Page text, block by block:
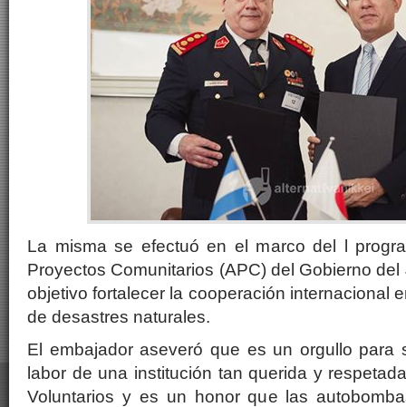
La misma se efectuó en el marco del l
Proyectos Comunitarios (APC) del Gobierno
objetivo fortalecer la cooperación internacional
de desastres naturales.
El embajador aseveró que es un orgullo para
labor de una institución tan querida y
Voluntarios y es un honor que las